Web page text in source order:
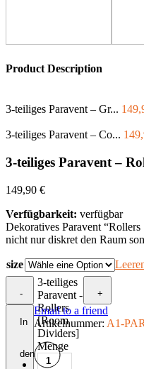
Product Description
3-teiliges Paravent – Gr...
3-teiliges Paravent – Co...
3-teiliges Paravent –
149,90 €
Verfügbarkeit: verfügbar
Dekoratives Paravent
nicht nur diskret den Raum
size
-
3-teiliges
Paravent -
Rollers
[Room
Dividers]
Menge
+
In
den
Email to a friend
Artikelnummer: A1-